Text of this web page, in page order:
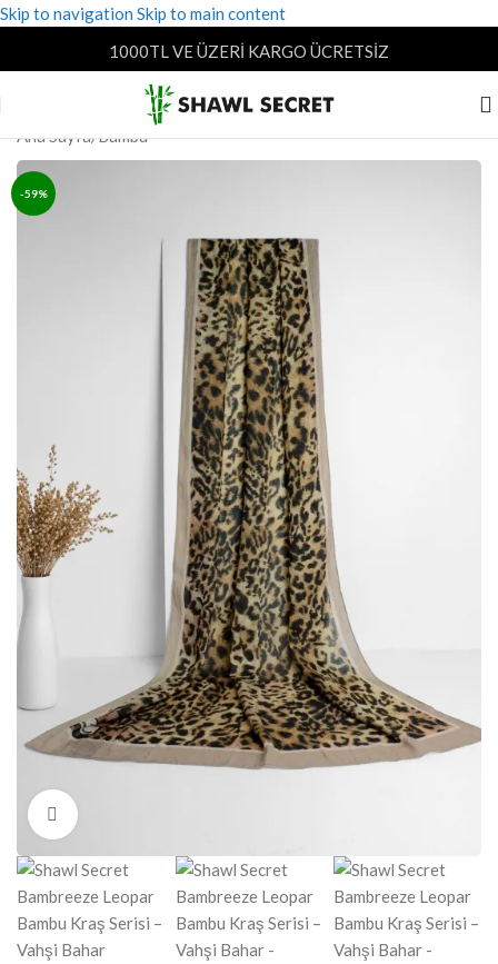
Skip to navigation Skip to main content
1000TL VE ÜZERİ KARGO ÜCRETSİZ
Ana Sayfa/Bambu
-59%
Click to enlarge